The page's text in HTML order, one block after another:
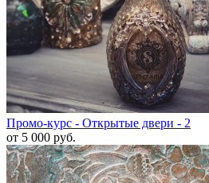
Промо-курс - Открытые двери - 2
от 5 000 руб.